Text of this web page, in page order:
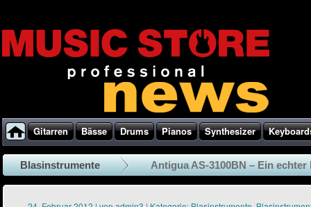
Gitarren Bässe Drums Pianos Synthesizer
Blasinstrumente Antigua AS-3100BN – Ein echter